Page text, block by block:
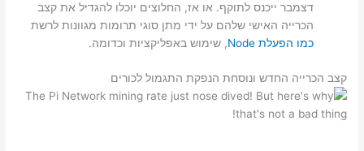
דצמבר ייכנס לתוקף. או אז, החלוצים יוכלו להגדיל את קצב
הכרייה האישי שלהם על ידי מתן סוגי תרומות מגוונות לרשת
כמו הפעלת Node
, שימוש באפליקציות וכדומה.
קצב הכרייה החדש ונוסחת הנפקת התגמול לכורים